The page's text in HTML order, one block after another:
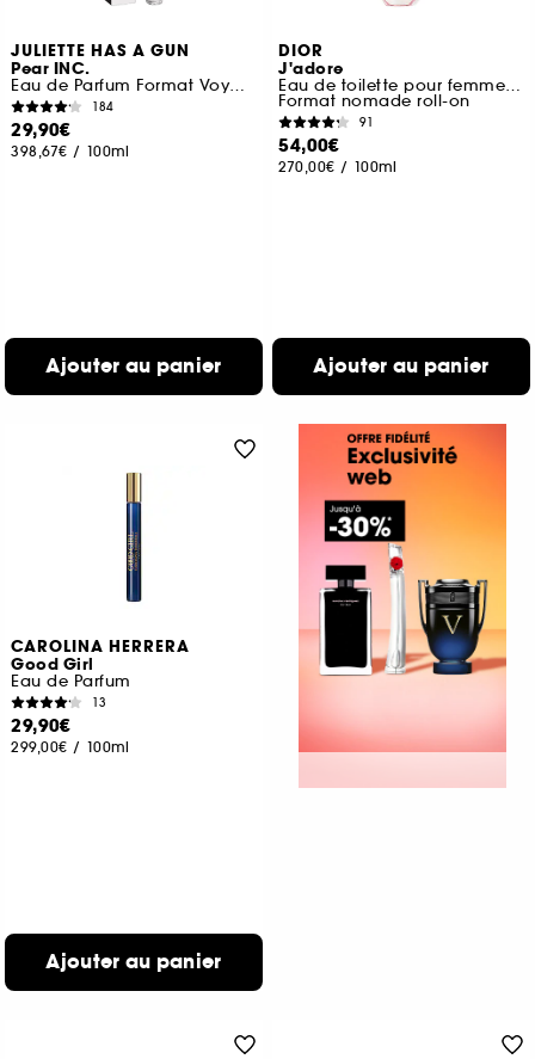
JULIETTE HAS A GUN
Pear INC.
Eau de Parfum Format Voyage
184
29,90€
398,67€ / 100ml
Ajouter au panier
DIOR
J'adore
Eau de toilette pour femme roller-pearl
Format nomade roll-on
91
54,00€
270,00€ / 100ml
Ajouter au panier
CAROLINA HERRERA
Good Girl
Eau de Parfum
13
29,90€
299,00€ / 100ml
Ajouter au panier